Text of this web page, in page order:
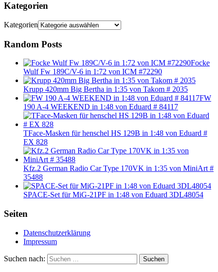
Kategorien
Kategorien
Random Posts
Focke
Wulf Fw 189C/V-6 in 1:72 von ICM #72290
Krupp 420mm Big Bertha in 1:35 von Takom # 2035
FW
190 A-4 WEEKEND in 1:48 von Eduard # 84117
TFace-Masken für henschel HS 129B in 1:48 von Eduard #
EX 828
Kfz.2 German Radio Car Type 170VK in 1:35 von MiniArt #
35488
SPACE-Set für MiG-21PF in 1:48 von Eduard 3DL48054
Seiten
Datenschutzerklärung
Impressum
Suchen nach: Suchen